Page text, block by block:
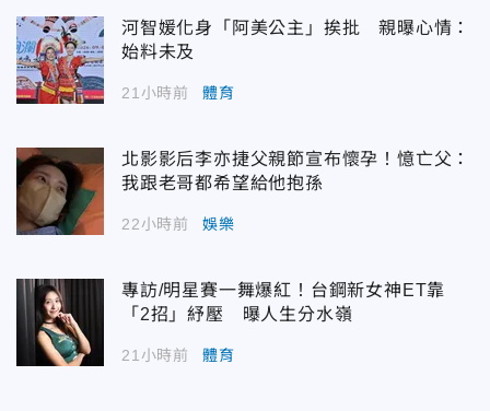
河智媛化身「阿美公主」挨批 親曝心情：
始料未及
21小時前 體育
北影影后李亦捷父親節宣布懷孕！憶亡父：
我跟老哥都希望給他抱孫
22小時前 娛樂
專訪/明星賽一舞爆紅！台鋼新女神ET靠
「2招」紓壓 曝人生分水嶺
21小時前 體育